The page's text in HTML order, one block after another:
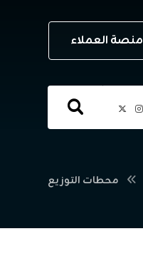
منصة العملاء
محطات التوزيع